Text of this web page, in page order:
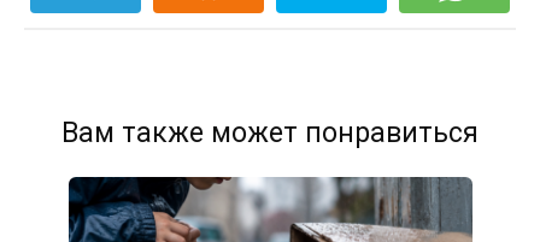
Вам также может понравиться